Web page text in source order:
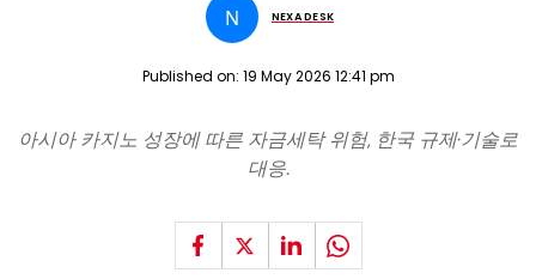
N NEXA DESK
Published on: 19 May 2026 12:41 pm
아시아 카지노 성장에 따른 자금세탁 위험, 한국 규제·기술로
대응.